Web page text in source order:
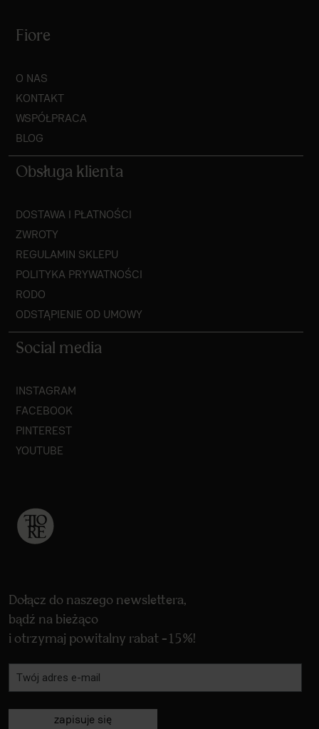
Fiore
O NAS
KONTAKT
WSPÓŁPRACA
BLOG
Obsługa klienta
DOSTAWA I PŁATNOŚCI
ZWROTY
REGULAMIN SKLEPU
POLITYKA PRYWATNOŚCI
RODO
ODSTĄPIENIE OD UMOWY
Social media
INSTAGRAM
FACEBOOK
PINTEREST
YOUTUBE
Dołącz do naszego newslettera,
bądź na bieżąco
i otrzymaj powitalny rabat -15%!
zapisuje się